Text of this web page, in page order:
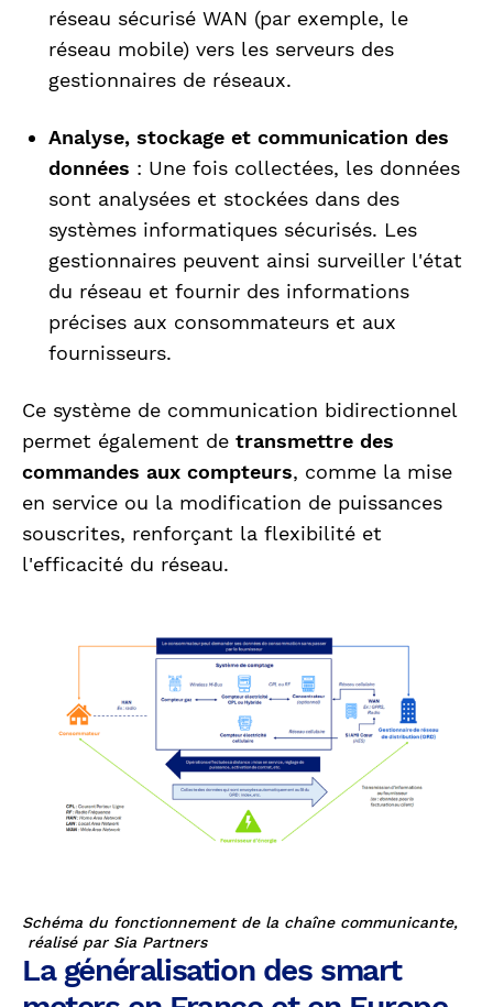
réseau sécurisé WAN (par exemple, le
réseau mobile) vers les serveurs des
gestionnaires de réseaux.
Analyse, stockage et communication des
données : Une fois collectées, les données
sont analysées et stockées dans des
systèmes informatiques sécurisés. Les
gestionnaires peuvent ainsi surveiller l'état
du réseau et fournir des informations
précises aux consommateurs et aux
fournisseurs.
Ce système de communication bidirectionnel
permet également de transmettre des
commandes aux compteurs, comme la mise
en service ou la modification de puissances
souscrites, renforçant la flexibilité et
l'efficacité du réseau.
Schéma du fonctionnement de la chaîne communicante,
réalisé par Sia Partners
La généralisation des smart